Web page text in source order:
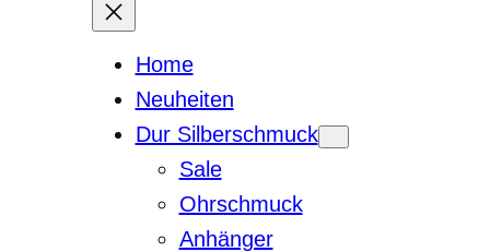
Home
Neuheiten
Dur Silberschmuck
Sale
Ohrschmuck
Anhänger